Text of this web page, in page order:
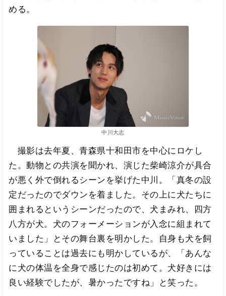
める。
中川大志
撮影は去年夏、青森県十和田市を中心にロケし
た。動物との共演を聞かれ、演じた柴崎涼介が具合
が悪く外で倒れるシーンを挙げた中川。「真冬の設
定だったのでダウンを着ました。その上に犬たちに
囲まれるというシーンだったので、犬まみれ、四方
八方が犬。犬のフォーメーションが入念に組まれて
いました」とその舞台裏を明かした。自身も犬を飼
っていることは過去にも明かしているが、「あんな
に犬の体温を全身で感じたのは初めて。犬好きには
良い経験でしたが、暑かったですね」と笑った。